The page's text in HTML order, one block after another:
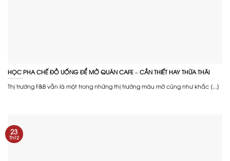
HỌC PHA CHẾ ĐỒ UỐNG ĐỂ MỞ QUÁN CAFE – CẦN THIẾT HAY THỪA THÃI
Thị trường F&B vẫn là một trong những thị trường màu mỡ cũng như khắc [...]
23
Th12